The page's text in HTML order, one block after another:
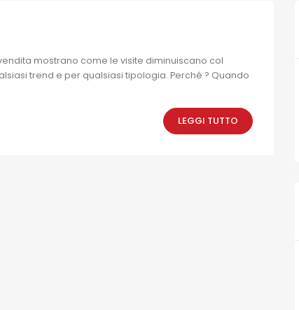
mostrano come le visite diminuiscano col
trend e per qualsiasi tipologia. Perché ? Quando
LEGGI TUTTO